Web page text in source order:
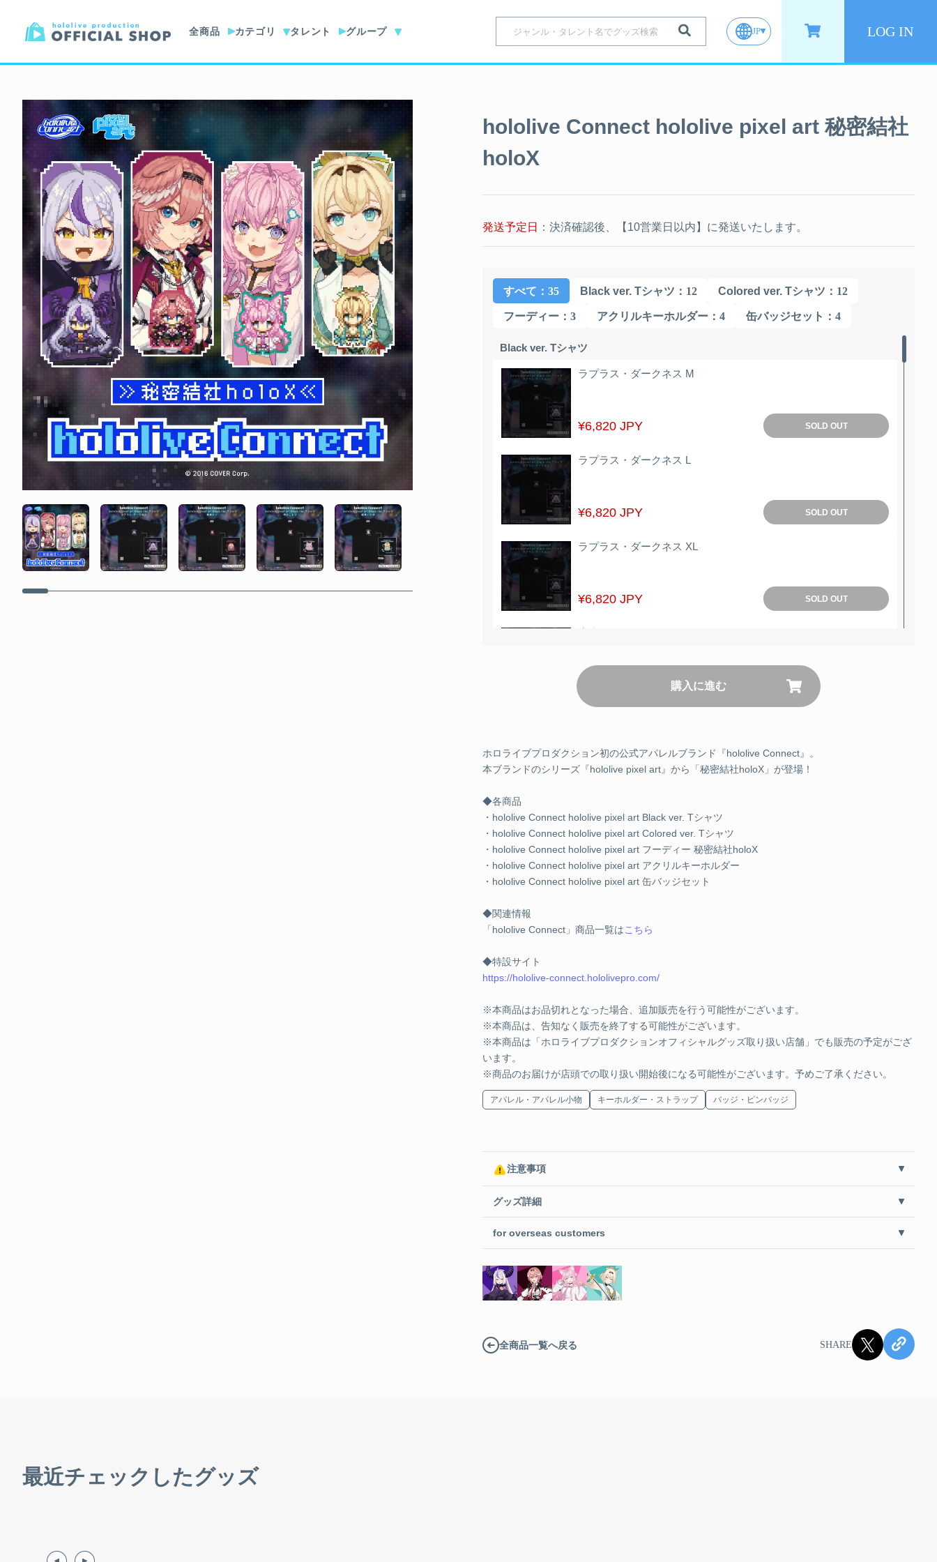
全商品 カテゴリ タレント グループ JP LOG IN
hololive Connect hololive pixel art 秘密結社
holoX
発送予定日 ：決済確認後、【10営業日以内】に発送いたします。
すべて ：35 Black ver. Tシャツ ：12 Colored ver. Tシャツ ：12
フーディー ：3 アクリルキーホルダー ：4 缶バッジセット ：4
Black ver. Tシャツ
ラプラス・ダークネス M
¥6,820 JPY SOLD OUT
ラプラス・ダークネス L
¥6,820 JPY SOLD OUT
ラプラス・ダークネス XL
¥6,820 JPY SOLD OUT
カートに追加する
¥6,820 JPY SOLD OUT
¥6,820 JPY
博衣こより L
¥6,820 JPY
風真いろは M
風真いろは L
¥6,820 JPY
購入に進む
ホロライブプロダクション初の公式アパレルブランド『hololive Connect』。
本ブランドのシリーズ『hololive pixel art』から「秘密結社holoX」が登場！
◆各商品
・hololive Connect hololive pixel art Black ver. Tシャツ
・hololive Connect hololive pixel art Colored ver. Tシャツ
・hololive Connect hololive pixel art フーディー 秘密結社holoX
・hololive Connect hololive pixel art アクリルキーホルダー
・hololive Connect hololive pixel art 缶バッジセット
◆関連情報
「hololive Connect」商品一覧はこちら
◆特設サイト
https://hololive-connect.hololivepro.com/
※本商品はお品切れとなった場合、追加販売を行う可能性がございます。
※本商品は、告知なく販売を終了する可能性がございます。
※本商品は「ホロライブプロダクションオフィシャルグッズ取り扱い店舗」でも販売の予定がござ
います。
※商品のお届けが店頭での取り扱い開始後になる可能性がございます。予めご了承ください。
アパレル・アパレル小物 キーホルダー・ストラップ バッジ・ピンバッジ
注意事項
グッズ詳細
for overseas customers
全商品一覧へ戻る SHARE
最近チェックしたグッズ